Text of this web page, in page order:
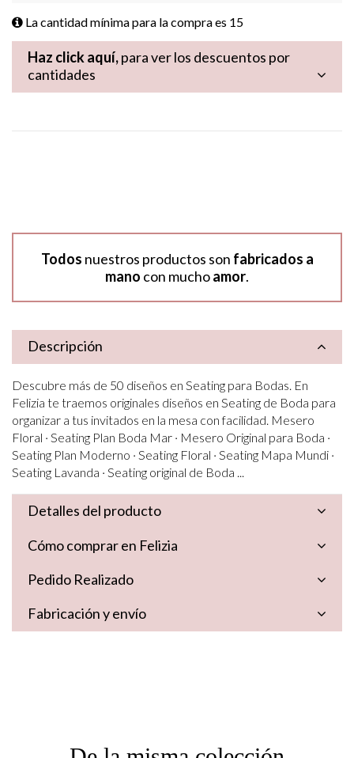
La cantidad mínima para la compra es 15
Haz click aquí,para ver los descuentos por
cantidades
Todos nuestros productos son fabricados a
mano con muchoamor.
Descripción
Descubre más de 50 diseños en Seating para Bodas. En
Felizia te traemos originales diseños en Seating de Boda para
organizar a tus invitados en la mesa con facilidad. Mesero
Floral · Seating Plan Boda Mar · Mesero Original para Boda ·
Seating Plan Moderno · Seating Floral · Seating Mapa Mundi ·
Seating Lavanda · Seating original de Boda ...
Detalles del producto
Cómo comprar en Felizia
Pedido Realizado
Fabricación y envío